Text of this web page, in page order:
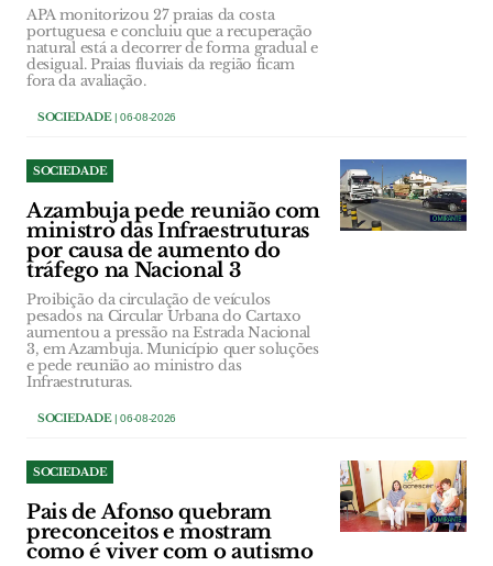
APA monitorizou 27 praias da costa
portuguesa e concluiu que a recuperação
natural está a decorrer de forma gradual e
desigual. Praias fluviais da região ficam
fora da avaliação.
SOCIEDADE| 06-08-2026
SOCIEDADE
Azambuja pede reunião com
ministro das Infraestruturas
por causa de aumento do
tráfego na Nacional 3
Proibição da circulação de veículos
pesados na Circular Urbana do Cartaxo
aumentou a pressão na Estrada Nacional
3, em Azambuja. Município quer soluções
e pede reunião ao ministro das
Infraestruturas.
SOCIEDADE| 06-08-2026
SOCIEDADE
Pais de Afonso quebram
preconceitos e mostram
como é viver com o autismo